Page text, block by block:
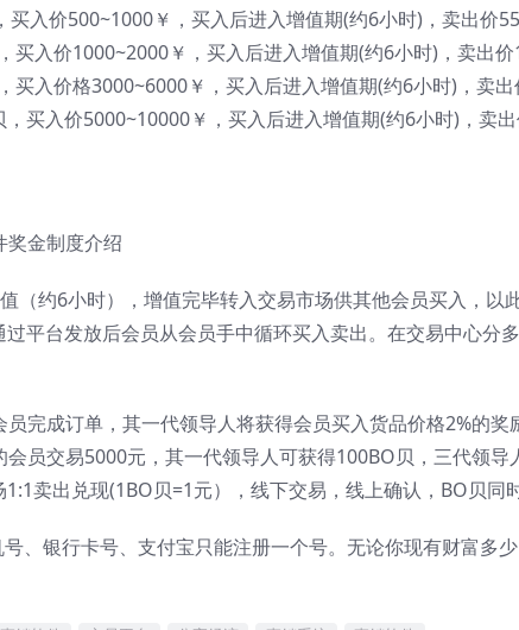
买入价500~1000￥，买入后进入增值期(约6小时)，卖出价
买入价1000~2000￥，买入后进入增值期(约6小时)，卖出
买入价格3000~6000￥，买入后进入增值期(约6小时)，卖
，买入价5000~10000￥，买入后进入增值期(约6小时)，卖
奖金制度介绍
（约6小时），增值完毕转入交易市场供其他会员买入，以
平台发放后会员从会员手中循环买入卖出。在交易中心分
完成订单，其一代领导人将获得会员买入货品价格2%的
员交易5000元，其一代领导人可获得100BO贝，三代领
卖出兑现(1BO贝=1元），线下交易，线上确认，BO贝同
、银行卡号、支付宝只能注册一个号。无论你现有财富多